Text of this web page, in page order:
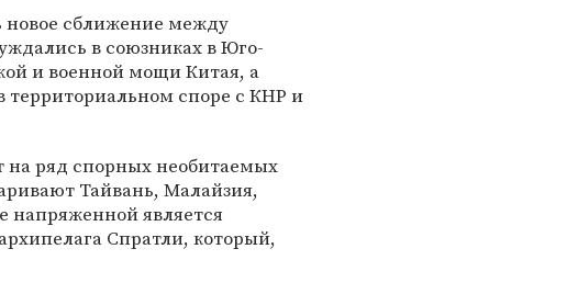
новое сближение между
в союзниках в Юго-
и военной мощи Китая, а
споре с КНР и
ряд спорных необитаемых
Тайвань, Малайзия,
является
Спратли, который,